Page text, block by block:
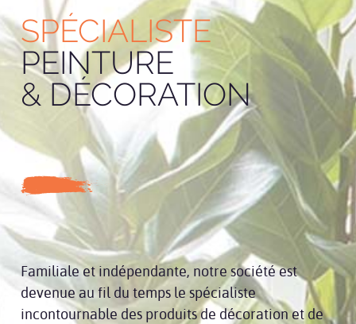
SPÉCIALISTE
PEINTURE
& DÉCORATION
Familiale et indépendante, notre société est
devenue au fil du temps le spécialiste
incontournable des produits de décoration et de